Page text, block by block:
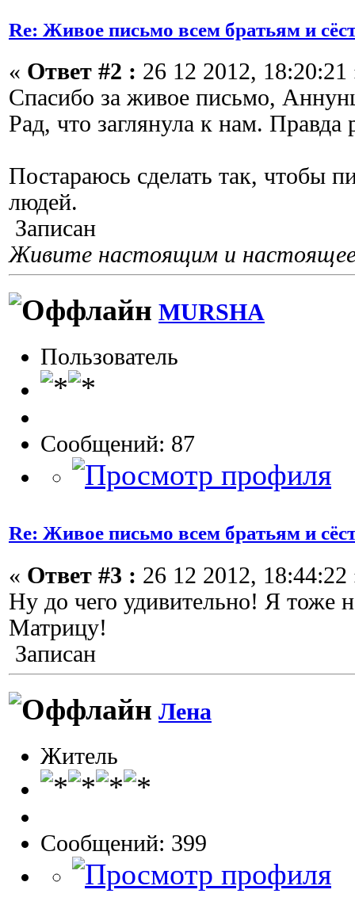
Re: Живое письмо всем братьям и
« Ответ #2 : 26 12 2012, 18:20:21
Спасибо за живое письмо,
Рад, что заглянула к нам. Правда
Постараюсь сделать так, чтобы
людей.
Записан
Живите настоящим и
MURSHA
Пользователь
Сообщений: 87
Re: Живое письмо всем братьям и
« Ответ #3 : 26 12 2012, 18:44:22
Ну до чего удивительно! Я тоже
Матрицу!
Записан
Лена
Житель
Сообщений: 399